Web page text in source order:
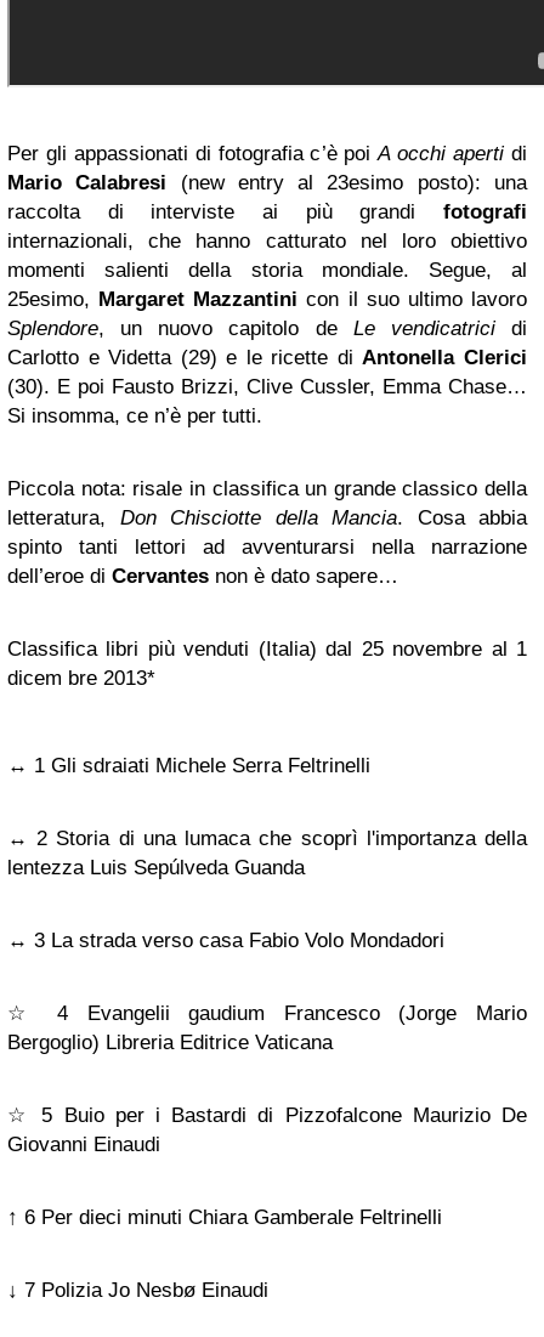
Per gli appassionati di fotografia c’è poiA occhi aperti di
Mario Calabresi (new entry al 23esimo posto): una
raccolta di interviste ai più grandi fotografi
internazionali, che hanno catturato nel loro obiettivo
momenti salienti della storia mondiale. Segue, al
25esimo, Margaret Mazzantini con il suo ultimo lavoro
Splendore, un nuovo capitolo de Le vendicatricidi
Carlotto e Videtta (29) e le ricette diAntonella Clerici
(30). E poi Fausto Brizzi, Clive Cussler, Emma Chase…
Si insomma, ce n’è per tutti.
Piccola nota: risale in classifica un grande classico della
letteratura, Don Chisciotte della Mancia. Cosa abbia
spinto tanti lettori ad avventurarsi nella narrazione
dell’eroe di Cervantes non è dato sapere…
Classifica libri più venduti (Italia) dal 25 novembre al 1
dicem bre 2013*
↔ 1 Gli sdraiati Michele Serra Feltrinelli
↔ 2 Storia di una lumaca che scoprì l'importanza della
lentezza Luis Sepúlveda Guanda
↔ 3 La strada verso casa Fabio Volo Mondadori
☆ 4 Evangelii gaudium Francesco (Jorge Mario
Bergoglio) Libreria Editrice Vaticana
☆ 5 Buio per i Bastardi di Pizzofalcone Maurizio De
Giovanni Einaudi
↑ 6 Per dieci minuti Chiara Gamberale Feltrinelli
↓ 7 Polizia Jo Nesbø Einaudi